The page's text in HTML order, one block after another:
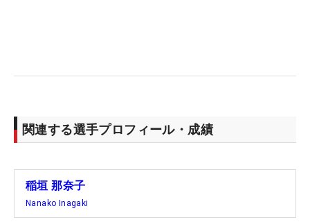
混戦のV争い。呪縛から解き放たれた今週は、初Vの
経験が大きな武器となるはずだ。（文・臼杵孝志）
関連する選手プロフィール・成績
稲垣 那奈子
Nanako Inagaki